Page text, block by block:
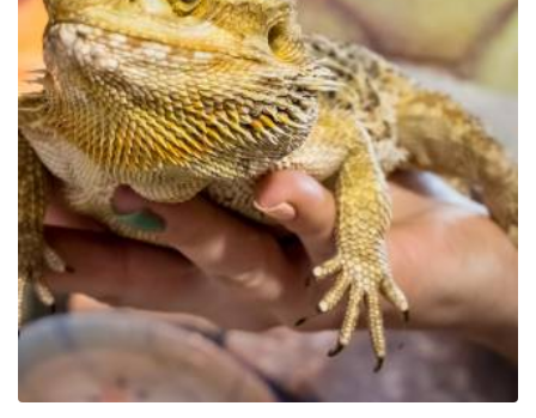
Educational Park Exotic
Zoo Kaszuby in Tuchlino